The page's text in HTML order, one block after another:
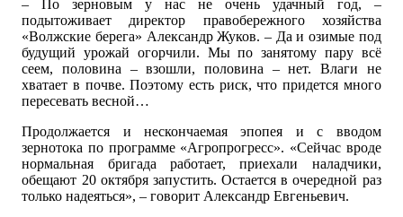
– По зерновым у нас не очень удачный год, –
подытоживает директор правобережного хозяйства
«Волжские берега» Александр Жуков. – Да и озимые под
будущий урожай огорчили. Мы по занятому пару всё
сеем, половина – взошли, половина – нет. Влаги не
хватает в почве. Поэтому есть риск, что придется много
пересевать весной…
Продолжается и нескончаемая эпопея и с вводом
зернотока по программе «Агропрогресс». «Сейчас вроде
нормальная бригада работает, приехали наладчики,
обещают 20 октября запустить. Остается в очередной раз
только надеяться», – говорит Александр Евгеньевич.